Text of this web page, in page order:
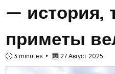
— история,
приметы
3 minutes 27 Август 2025